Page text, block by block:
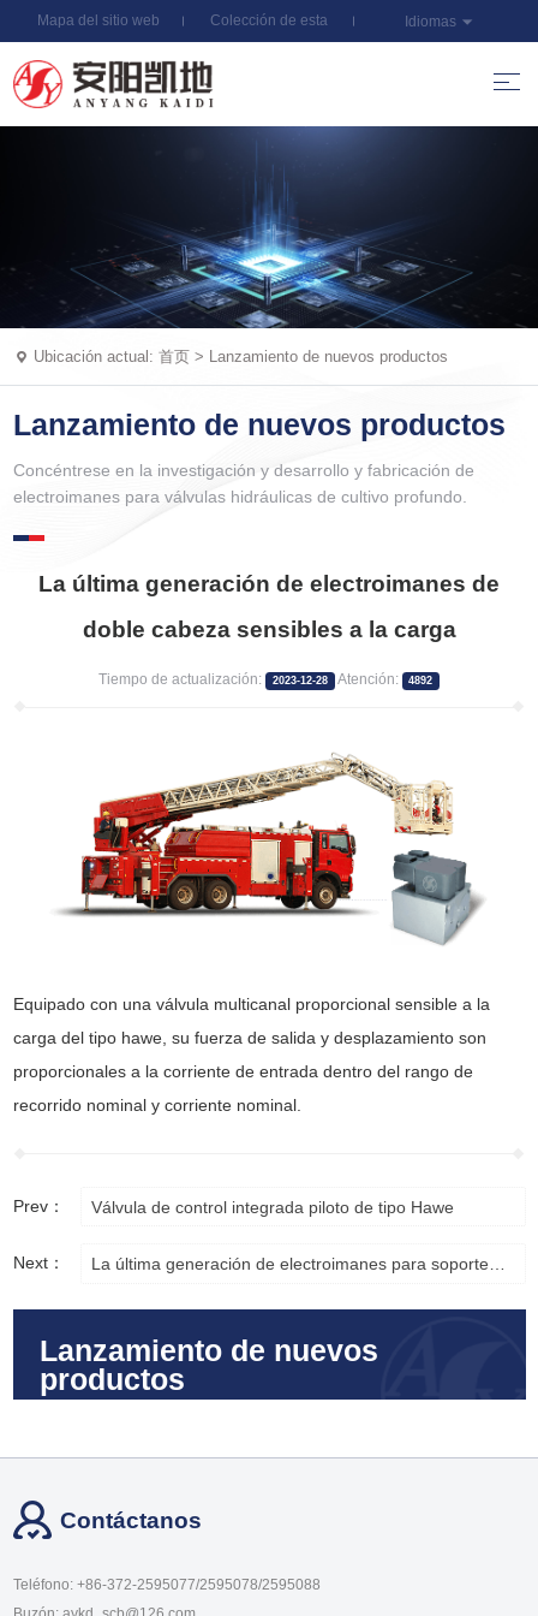
Mapa del sitio web Colección de esta Idiomas
Ubicación actual: 首页 > Lanzamiento de nuevos productos
Lanzamiento de nuevos
productos
Lanzamiento de nuevos productos
Concéntrese en la investigación y desarrollo y fabricación de
electroimanes para válvulas hidráulicas de cultivo profundo.
La última generación de electroimanes de
doble cabeza sensibles a la carga
Tiempo de actualización: 2023-12-28 Atención: 4892
Equipado con una válvula multicanal proporcional sensible a la
carga del tipo hawe, su fuerza de salida y desplazamiento son
proporcionales a la corriente de entrada dentro del rango de
recorrido nominal y corriente nominal.
Prev： Válvula de control integrada piloto de tipo Hawe
Next：
Contáctanos
Teléfono: +86-372-2595077/2595078/2595088